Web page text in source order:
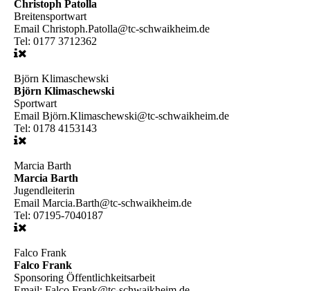
Christoph Patolla
Breitensportwart
Email Christoph.Patolla@tc-schwaikheim.de
Tel: 0177 3712362
Björn Klimaschewski
Björn Klimaschewski
Sportwart
Email Björn.Klimaschewski@tc-schwaikheim.de
Tel: 0178 4153143
Marcia Barth
Marcia Barth
Jugendleiterin
Email Marcia.Barth@tc-schwaikheim.de
Tel: 07195-7040187
Falco Frank
Falco Frank
Sponsoring Öffentlichkeitsarbeit